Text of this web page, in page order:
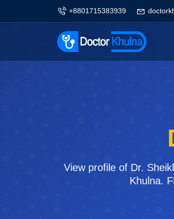
+8801715383939
View profile of Dr.
Khulna.